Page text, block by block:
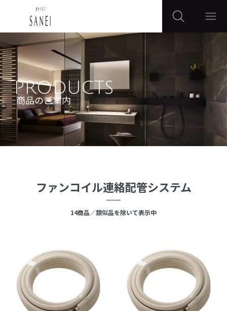
PRODUCTS
商品のご案内
ファンコイル連絡配管システム
14商品／類似品を除いて表示中